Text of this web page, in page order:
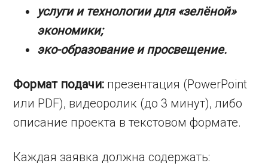
услуги и технологии для «зелёной»
экономики;
эко-образование и просвещение.
Формат подачи: презентация (PowerPoint
или PDF), видеоролик (до 3 минут), либо
описание проекта в текстовом формате.
Каждая заявка должна содержать: